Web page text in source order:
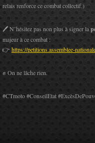
relais renforce ce combat collectif.)
🖊️ N’hésitez pas non plus à signer la
majeur à ce combat :
👉 https://petitions.assemblee-
✊ On ne lâche rien.
#CTmoto #ConseilEtat